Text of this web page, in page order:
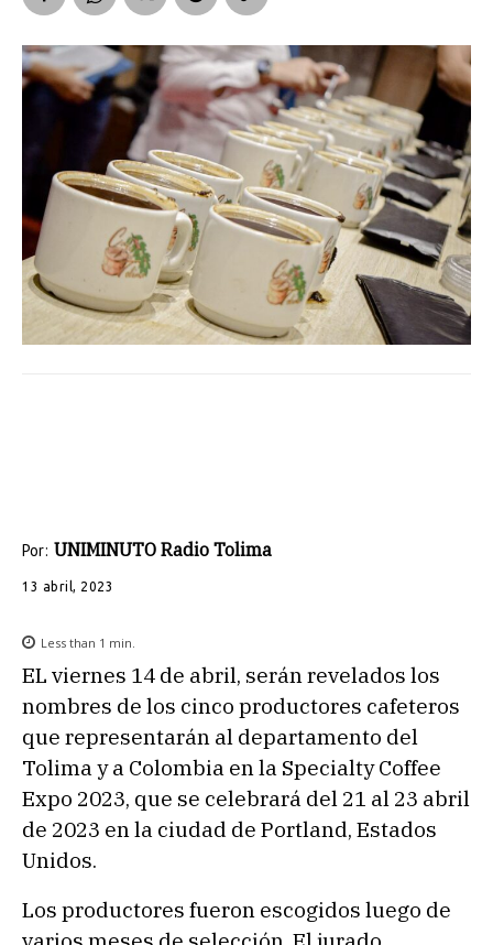
Por: UNIMINUTO Radio Tolima
13 abril, 2023
Less than 1 min.
EL viernes 14 de abril, serán revelados los
nombres de los cinco productores cafeteros
que representarán al departamento del
Tolima y a Colombia en la Specialty Coffee
Expo 2023, que se celebrará del 21 al 23 abril
de 2023 en la ciudad de Portland, Estados
Unidos.
Los productores fueron escogidos luego de